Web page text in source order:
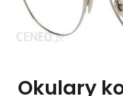
Okulary